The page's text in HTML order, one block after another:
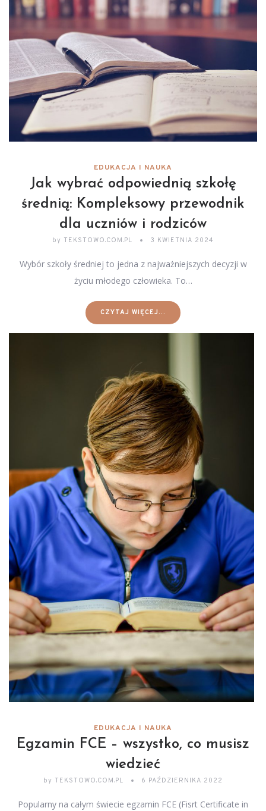
EDUKACJA I NAUKA
Jak wybrać odpowiednią szkołę
średnią: Kompleksowy przewodnik
dla uczniów i rodziców
by TEKSTOWO.COM.PL 3 KWIETNIA 2024
Wybór szkoły średniej to jedna z najważniejszych decyzji w
życiu młodego człowieka. To…
CZYTAJ WIĘCEJ...
EDUKACJA I NAUKA
Egzamin FCE – wszystko, co musisz
wiedzieć
by TEKSTOWO.COM.PL 6 PAŹDZIERNIKA 2022
Popularny na całym świecie egzamin FCE (Fisrt Certificate in